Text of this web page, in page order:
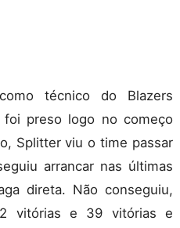
técnico do Blazers
foi preso logo no começo
Splitter viu o time passar
arrancar nas últimas
direta. Não conseguiu,
vitórias e 39 vitórias e